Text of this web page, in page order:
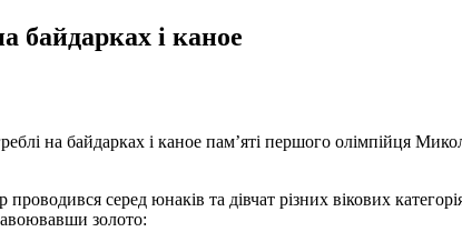
байдарках і каное
на байдарках і каное пам’яті першого олімпійця
серед юнаків та дівчат різних вікових
золото: